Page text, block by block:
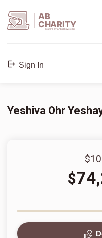
AB
CHARITY
powerd by ahblicklive.com
Sign In
Yeshiva Ohr
$